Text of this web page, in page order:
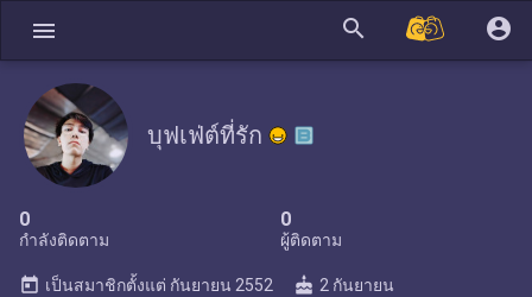
menu search account_circle
บุฟเฟ่ต์ที่รัก
0
กำลังติดตาม
0
ผู้ติดตาม
today เป็นสมาชิกตั้งแต่ กันยายน 2552 cake 2 กันยายน